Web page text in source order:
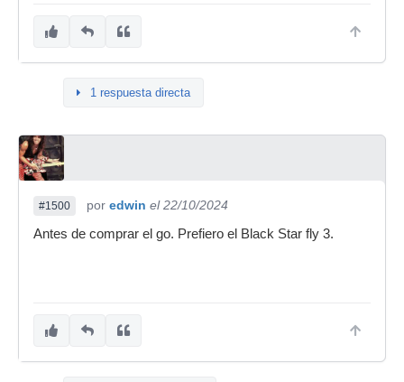
1 respuesta directa
#1500 por edwin el 22/10/2024
Antes de comprar el go. Prefiero el Black Star fly 3.